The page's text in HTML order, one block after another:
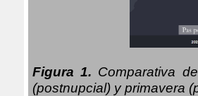
Figura 1. Comparativa
(postnupcial) y primavera